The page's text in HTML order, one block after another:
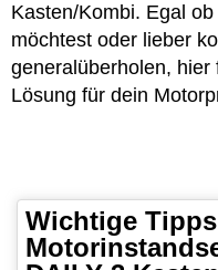
Kasten/Kombi. Egal
möchtest oder lieber
generalüberholen,
Lösung für dein
Wichtige